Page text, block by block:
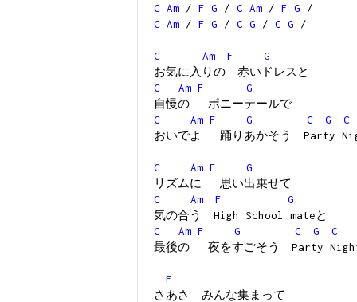
C Am / F G / C Am / F G /
C Am / F G / C G / C G /
C Am F
G
お気に入りの 赤いドレスと
C
Am F
G
自慢の ポニーテールで
C
Am F G C G C
おいでよ 踊りあかそう Party
C Am F
G
リズムに 思い出乗せて
C
Am F
G
気の合う High School mateと
C
Am F G C G C
最後の 夜をすごそう Party
F
さあさ みんな集まって